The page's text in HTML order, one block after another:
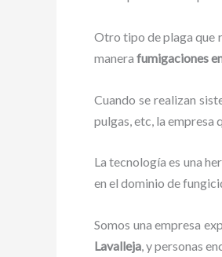
Otro tipo de plaga que
manera fumigaciones
Cuando se realizan
pulgas, etc, la empresa
La tecnología es una
en el dominio de
Somos una empresa
Lavalleja , y personas